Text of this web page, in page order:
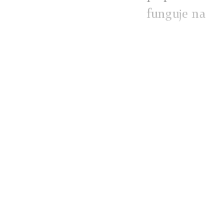
funguje